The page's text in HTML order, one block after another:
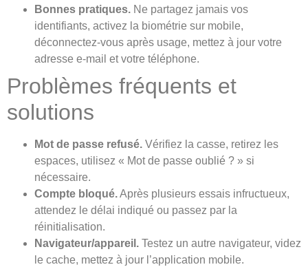
Bonnes pratiques. Ne partagez jamais vos
identifiants, activez la biométrie sur mobile,
déconnectez‑vous après usage, mettez à jour votre
adresse e‑mail et votre téléphone.
Problèmes fréquents et
solutions
Mot de passe refusé. Vérifiez la casse, retirez les
espaces, utilisez « Mot de passe oublié ? » si
nécessaire.
Compte bloqué.Après plusieurs essais infructueux,
attendez le délai indiqué ou passez par la
réinitialisation.
Navigateur/appareil. Testez un autre navigateur, videz
le cache, mettez à jour l’application mobile.